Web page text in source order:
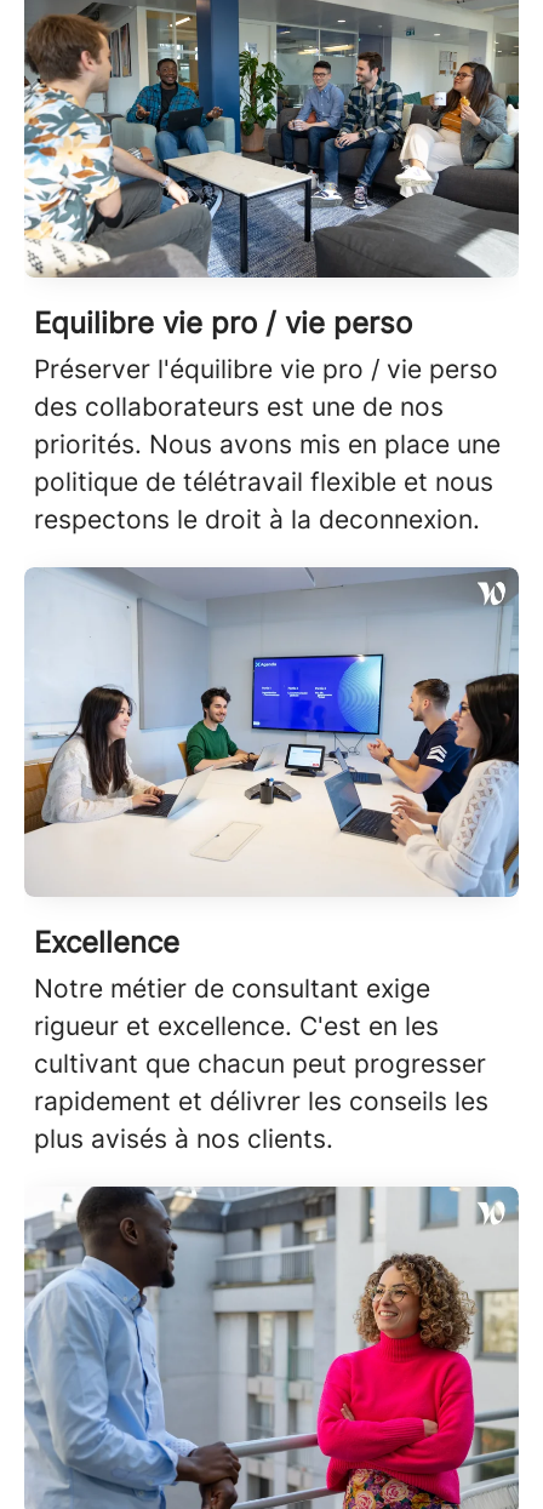
Equilibre vie pro / vie perso
Préserver l'équilibre vie pro / vie perso
des collaborateurs est une de nos
priorités. Nous avons mis en place une
politique de télétravail flexible et nous
respectons le droit à la deconnexion.
Excellence
Notre métier de consultant exige
rigueur et excellence. C'est en les
cultivant que chacun peut progresser
rapidement et délivrer les conseils les
plus avisés à nos clients.